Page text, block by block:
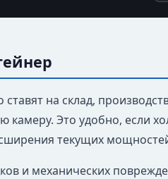
на склад,
Это удобно, если
текущих
и механических